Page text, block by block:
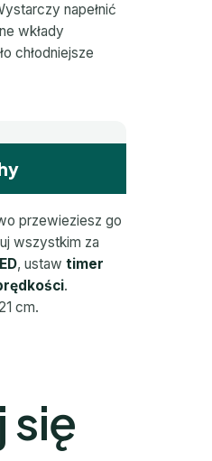
napełnić
wkłady
chłodniejsze
przewieziesz go
wszystkim za
, ustaw timer
.
cm.
się